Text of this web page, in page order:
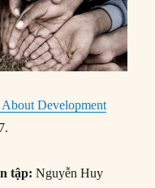
Development
tập: Nguyễn Huy